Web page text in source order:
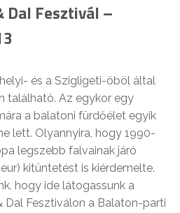
Dal Fesztivál –
és a Szigligeti-öböl által
található. Az egykor egy
a balatoni fürdőélet egyik
lett. Olyannyira, hogy 1990-
legszebb falvainak járó
kitüntetést is kiérdemelte.
hogy ide látogassunk a
Dal Fesztiválon a Balaton-parti